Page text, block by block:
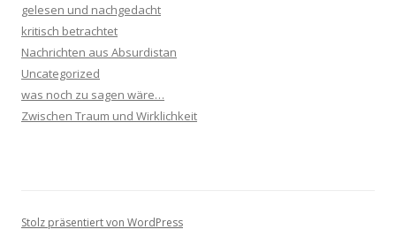
gelesen und nachgedacht
kritisch betrachtet
Nachrichten aus Absurdistan
Uncategorized
was noch zu sagen wäre…
Zwischen Traum und Wirklichkeit
Stolz präsentiert von WordPress